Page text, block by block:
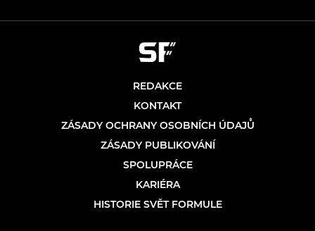
REDAKCE
KONTAKT
ZÁSADY OCHRANY OSOBNÍCH ÚDAJŮ
ZÁSADY PUBLIKOVÁNÍ
SPOLUPRÁCE
KARIÉRA
HISTORIE SVĚT FORMULE